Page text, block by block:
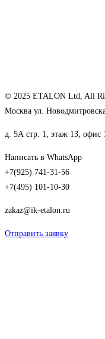
© 2025 ETALON Ltd, All
Москва ул.
д. 5А стр. 1, этаж 13, офис
Написать в WhatsApp
+7(925) 741-31-56
+7(495) 101-10-30
zakaz@ik-etalon.ru
Отправить заявку